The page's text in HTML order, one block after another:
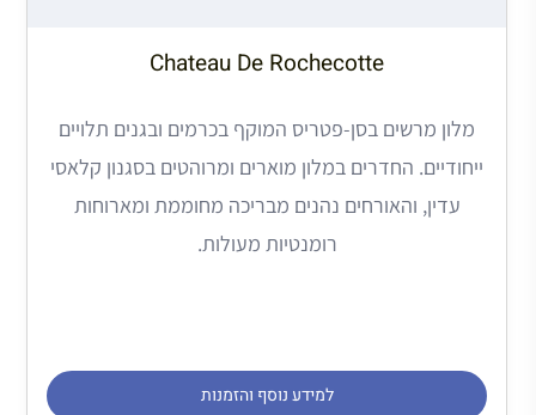
Chateau De Rochecotte
מלון מרשים בסן-פטריס המוקף בכרמים ובגנים תלויים
ייחודיים. החדרים במלון מוארים ומרוהטים בסגנון קלאסי
עדין, והאורחים נהנים מבריכה מחוממת ומארוחות
רומנטיות מעולות.
למידע נוסף והזמנות